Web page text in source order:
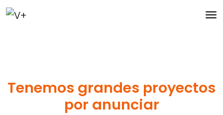
Tenemos grandes proyectos
por anunciar